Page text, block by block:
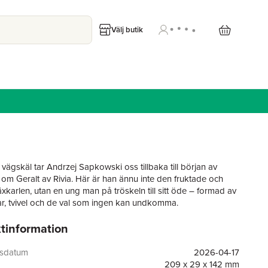
Välj butik
tar Andrzej Sapkowski oss tillbaka till början av
Geralt av Rivia. Här är han ännu inte den fruktade och
utan en ung man på tröskeln till sitt öde – formad av
tvivel och de val som ingen kan undkomma.
skärpa och mörka ton tecknar Sapkowski en
självklara, och där varje beslut lämnar spår. För den som
Witcher öppnar sig här ett nytt djup i berättelsen, medan nya
2026-04-17
209 x 29 x 142 mm